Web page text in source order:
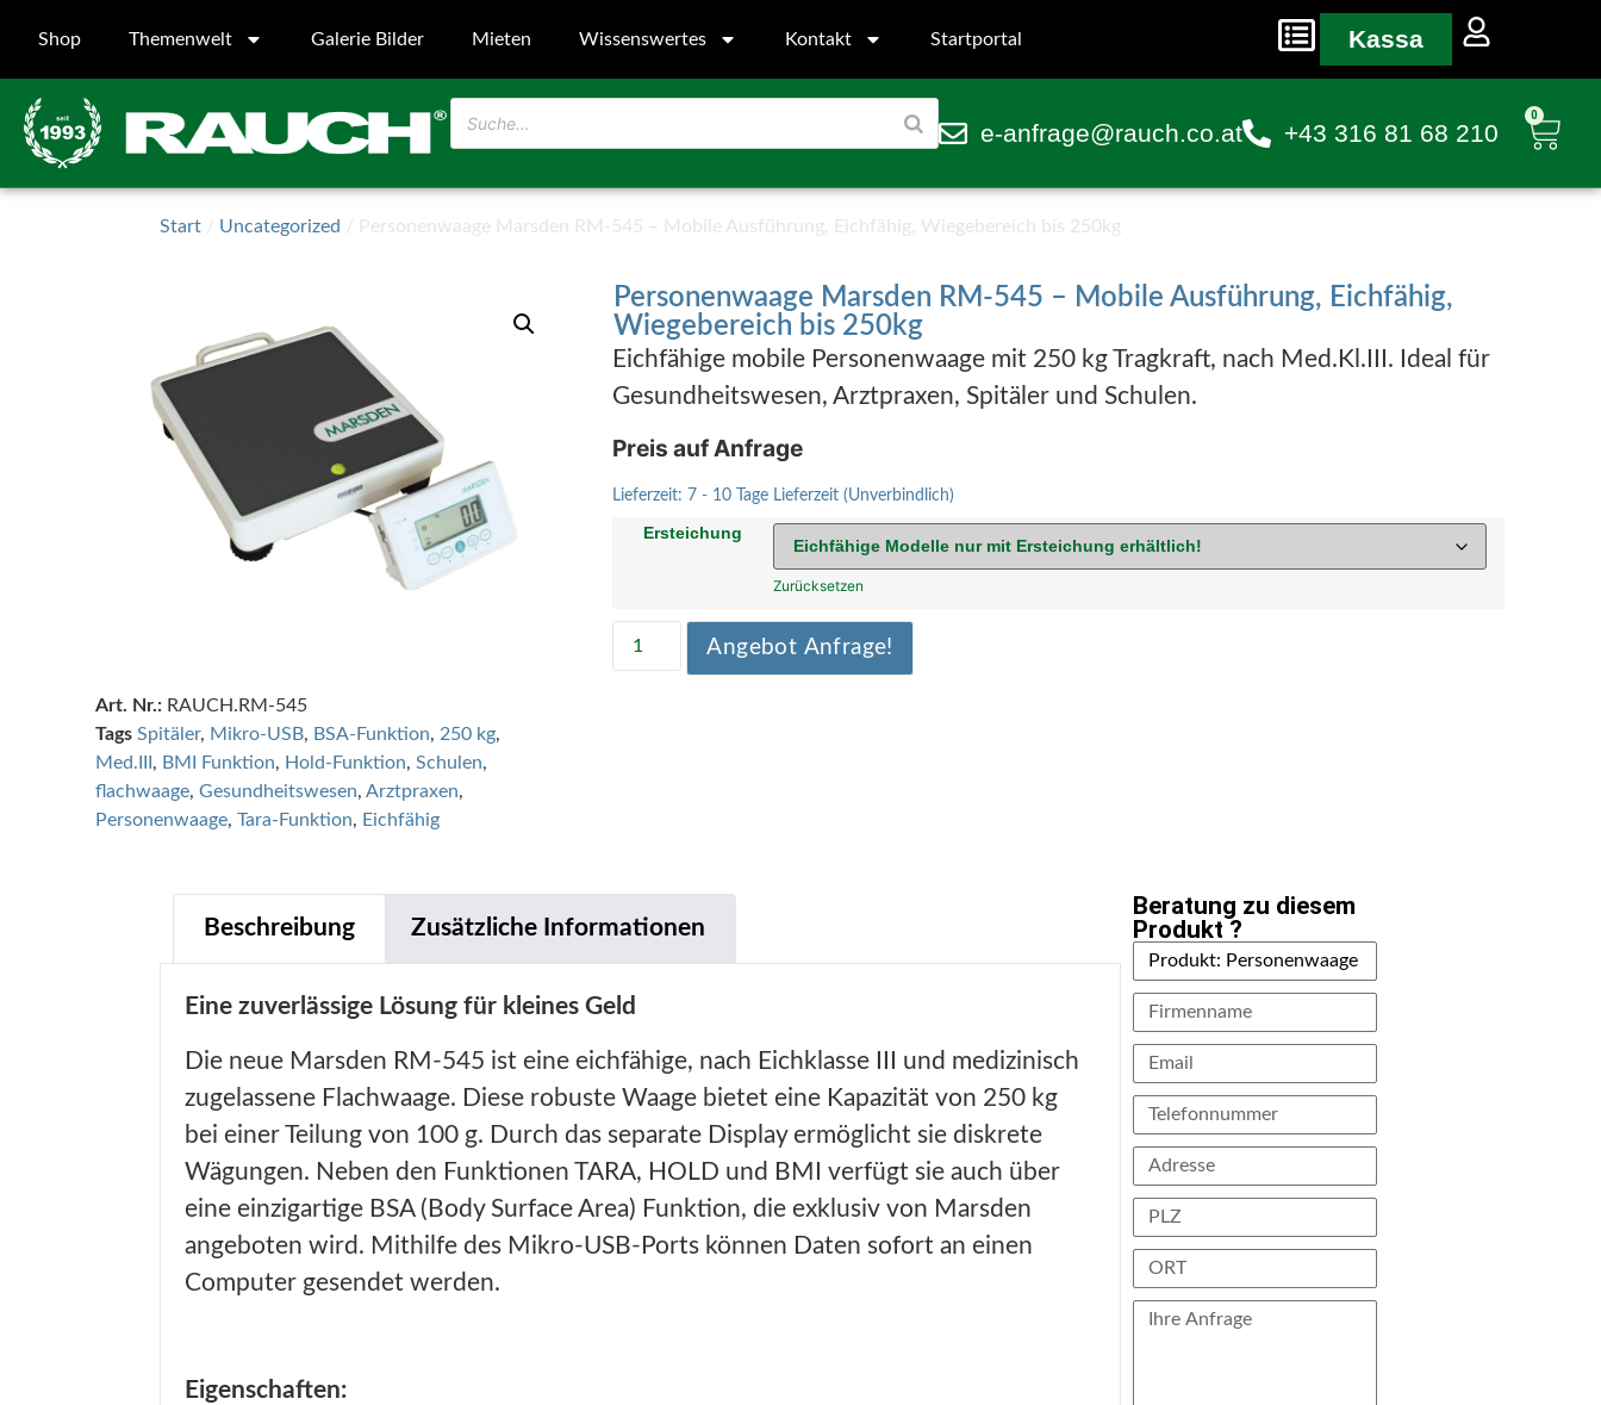
Shop Themenwelt Galerie Bilder Mieten Wissenswertes Kontakt Startportal Kassa
e-anfrage@rauch.co.at +43 316 81 68 210
0
Start / Uncategorized / Personenwaage Marsden RM-545 – Mobile Ausführung, Eichfähig, Wiegebereich bis 250kg
Art. Nr.: RAUCH.RM-545
Tags Spitäler, Mikro-USB, BSA-Funktion, 250 kg,
Med.III , BMI Funktion, Hold-Funktion, Schulen,
flachwaage, Gesundheitswesen, Arztpraxen,
Personenwaage, Tara-Funktion, Eichfähig
Personenwaage Marsden RM-545 – Mobile Ausführung, Eichfähig,
Wiegebereich bis 250kg
Eichfähige mobile Personenwaage mit 250 kg Tragkraft, nach Med.Kl.III. Ideal für
Gesundheitswesen, Arztpraxen, Spitäler und Schulen.
Preis auf Anfrage
Lieferzeit: 7 - 10 Tage Lieferzeit (Unverbindlich)
Ersteichung
Zurücksetzen
Angebot Anfrage!
Beschreibung Zusätzliche Informationen
Eine zuverlässige Lösung für kleines Geld
Die neue Marsden RM-545 ist eine eichfähige, nach Eichklasse III und medizinisch
zugelassene Flachwaage. Diese robuste Waage bietet eine Kapazität von 250 kg
bei einer Teilung von 100 g. Durch das separate Display ermöglicht sie diskrete
Wägungen. Neben den Funktionen TARA, HOLD und BMI verfügt sie auch über
eine einzigartige BSA (Body Surface Area) Funktion, die exklusiv von Marsden
angeboten wird. Mithilfe des Mikro-USB-Ports können Daten sofort an einen
Computer gesendet werden.
Eigenschaften:
Beratung zu diesem
Produkt ?